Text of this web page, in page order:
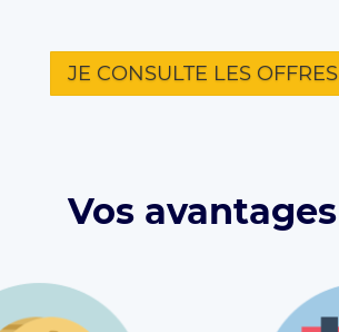
JE CONSULTE LES OFFRES
Vos avantages